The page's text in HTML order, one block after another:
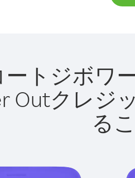
トジボワ
Outクレジ
る